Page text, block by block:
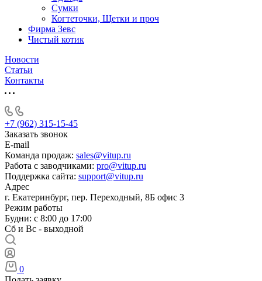
Сумки
Когтеточки, Щетки и проч
Фирма Зевс
Чистый котик
Новости
Статьи
Контакты
+7 (962) 315-15-45
Заказать звонок
E-mail
Команда продаж: sales@vitup.ru
Работа с заводчиками: pro@vitup.ru
Поддержка сайта: support@vitup.ru
Адрес
г. Екатеринбург, пер. Переходный, 8Б офис 3
Режим работы
Будни: с 8:00 до 17:00
Сб и Вс - выходной
0